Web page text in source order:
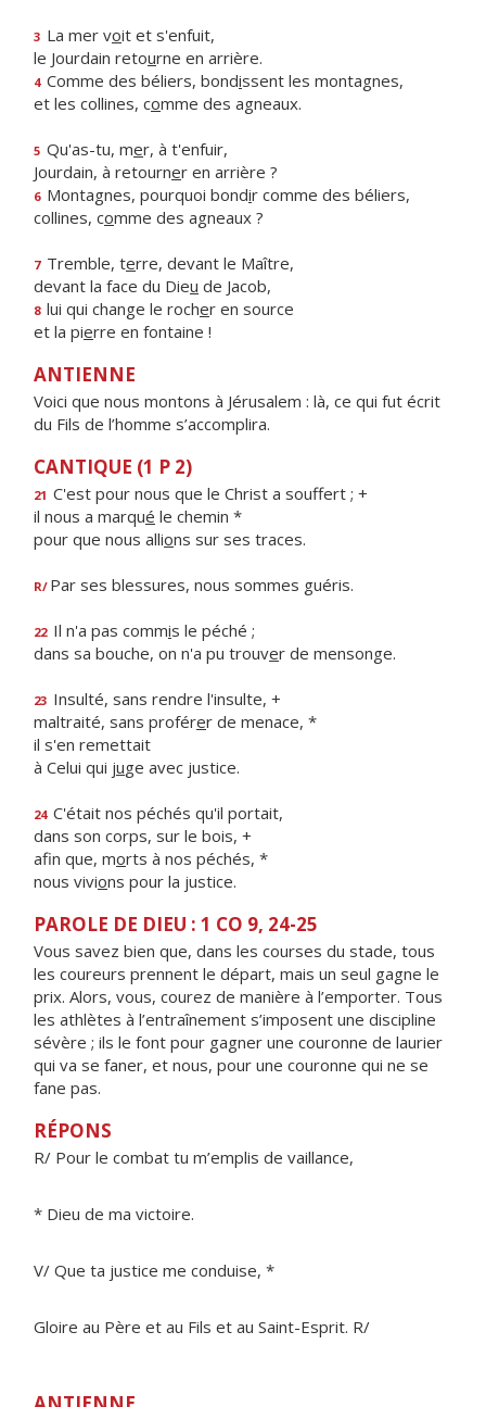
3 La mer voit et s'enfuit,
le Jourdain retourne en arrière.
4 Comme des béliers, bondissent les montagnes,
et les collines, comme des agneaux.
5 Qu'as-tu, mer, à t'enfuir,
Jourdain, à retourner en arrière ?
6 Montagnes, pourquoi bondir comme des béliers,
collines, comme des agneaux ?
7 Tremble, terre, devant le Maître,
devant la face du Dieu de Jacob,
8 lui qui change le rocher en source
et la pierre en fontaine !
ANTIENNE
Voici que nous montons à Jérusalem : là, ce qui fut écrit
du Fils de l’homme s’accomplira.
CANTIQUE (1 P 2)
21 C'est pour nous que le Christ a souffert ; +
il nous a marqué le chemin *
pour que nous allions sur ses traces.
R/ Par ses blessures, nous sommes guéris.
22 Il n'a pas commis le péché ;
dans sa bouche, on n'a pu trouver de mensonge.
23 Insulté, sans rendre l'insulte, +
maltraité, sans proférer de menace, *
il s'en remettait
à Celui qui juge avec justice.
24 C'était nos péchés qu'il portait,
dans son corps, sur le bois, +
afin que, morts à nos péchés, *
nous vivions pour la justice.
PAROLE DE DIEU : 1 CO 9, 24-25
Vous savez bien que, dans les courses du stade, tous
les coureurs prennent le départ, mais un seul gagne le
prix. Alors, vous, courez de manière à l’emporter. Tous
les athlètes à l’entraînement s’imposent une discipline
sévère ; ils le font pour gagner une couronne de laurier
qui va se faner, et nous, pour une couronne qui ne se
fane pas.
RÉPONS
R/ Pour le combat tu m’emplis de vaillance,
* Dieu de ma victoire.
V/ Que ta justice me conduise, *
Gloire au Père et au Fils et au Saint-Esprit. R/